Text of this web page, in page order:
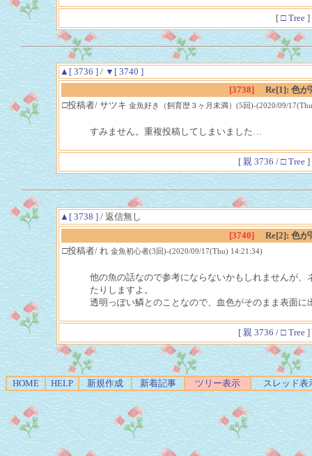
[ □ Tree]
▲[ 3736 ]/ ▼[ 3740 ]
[3738]
Re[1]: 色
□投稿者/ サツキ 金魚好き（飼育歴３ヶ月未満）(5回)-(2020/09/
すみません。重複投稿してしまいました…
[ 親 3736 / □ Tree]
▲[ 3738 ]/ 返信無し
[3740]
Re[2]: 色
□投稿者/ れ 金魚初心者(3回)-(2020/09/17(Thu) 14:21:34)
他の魚の話なので参考にならないかもしれませんが
たりしますよ。
透明っぽい鱗とのことなので、血色がそのまま表面に
[ 親 3736 / □ Tree]
HOME HELP 新規作成 新着記事 ツリー表示 スレッド表